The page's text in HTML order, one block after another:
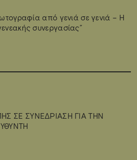
από γενιά σε γενιά – Η
συνεργασίας”
ΣΕ ΣΥΝΕΔΡΙΑΣΗ ΓΙΑ ΤΗΝ